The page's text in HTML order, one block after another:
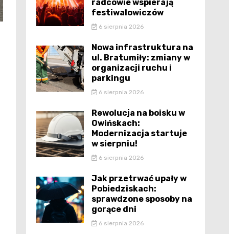
radcowie wspierają
festiwalowiczów
6 sierpnia 2026
Nowa infrastruktura na
ul. Bratumiły: zmiany w
organizacji ruchu i
parkingu
6 sierpnia 2026
Rewolucja na boisku w
Owińskach:
Modernizacja startuje
w sierpniu!
6 sierpnia 2026
Jak przetrwać upały w
Pobiedziskach:
sprawdzone sposoby na
gorące dni
6 sierpnia 2026